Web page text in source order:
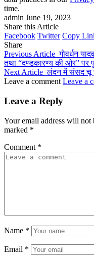
time.
admin June 19, 2023
Share this Article
Facebook Twitter Copy
Share
Previous Article गोवर्धन
तथा “दण्डकारण्य की ओर” पर
Next Article लंदन में संसद चू
Leave a comment Leave a
Leave a Reply
Your email address will not
marked *
Comment *
Name *
Email *